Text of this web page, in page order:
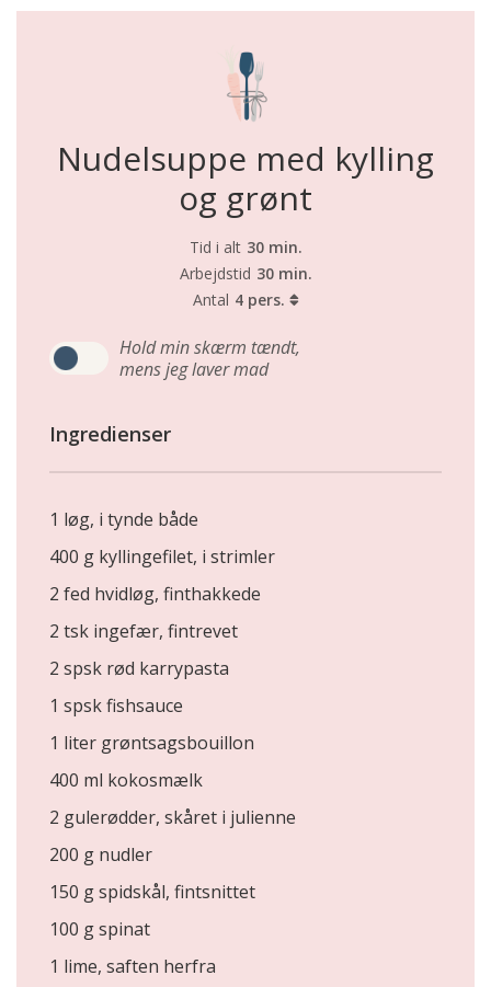
Nudelsuppe med kylling
og grønt
Tid i alt 30 min.
Arbejdstid 30 min.
Antal 4 pers.
Hold min skærm tændt,
mens jeg laver mad
Ingredienser
1 løg, i tynde både
400 g kyllingefilet, i strimler
2 fed hvidløg, finthakkede
2 tsk ingefær, fintrevet
2 spsk rød karrypasta
1 spsk fishsauce
1 liter grøntsagsbouillon
400 ml kokosmælk
2 gulerødder, skåret i julienne
200 g nudler
150 g spidskål, fintsnittet
100 g spinat
1 lime, saften herfra